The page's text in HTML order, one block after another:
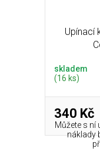
Upínací
skladem
(16 ks)
340 Kč
Můžete s ní
náklady